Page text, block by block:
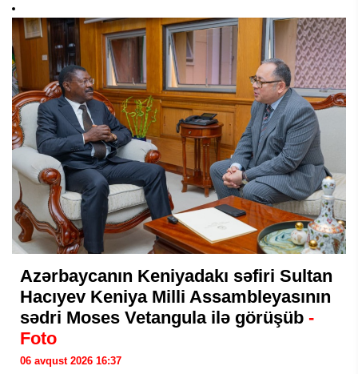
Azərbaycanın Keniyadakı səfiri Sultan
Hacıyev Keniya Milli Assambleyasının
sədri Moses Vetangula ilə görüşüb -
Foto
06 avqust 2026 16:37